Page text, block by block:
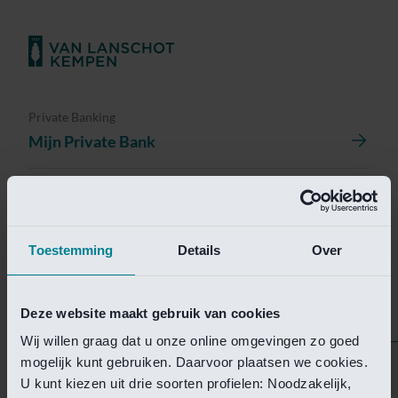
Toestemming Details Over
Deze website maakt gebruik van cookies
Wij willen graag dat u onze online omgevingen zo goed
mogelijk kunt gebruiken. Daarvoor plaatsen we cookies.
U kunt kiezen uit drie soorten profielen: Noodzakelijk,
Private Banking
Mijn Private Bank
Helaas is deze pagina